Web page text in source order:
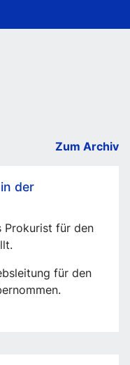
Zum Archiv
der
Prokurist für den
für den